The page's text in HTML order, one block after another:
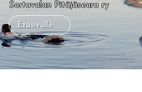
Sortavalan Pitäjäseura ry
Etusivulle